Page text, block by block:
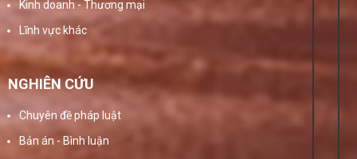
Kinh doanh - Thương mại
Lĩnh vực khác
NGHIÊN CỨU
Chuyên đề pháp luật
Bản án - Bình luận